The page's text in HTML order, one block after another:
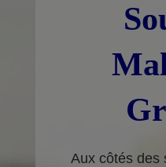
Aux côtés des